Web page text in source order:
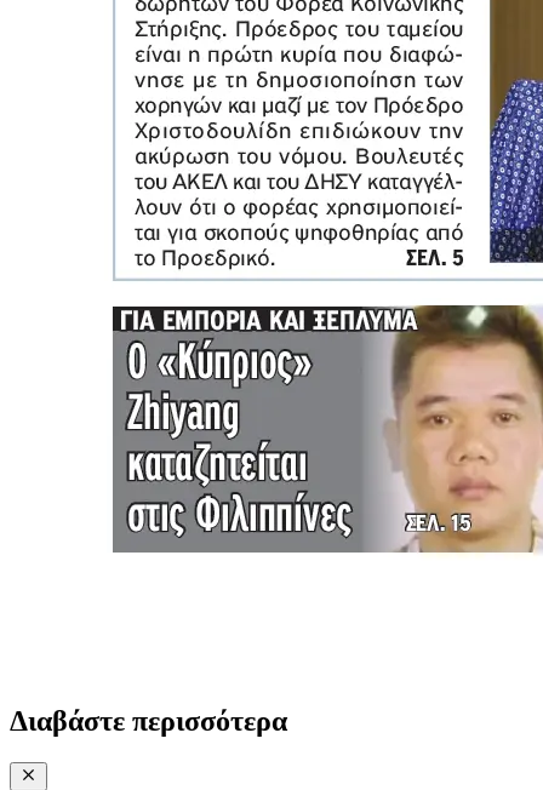
Διαβάστε περισσότερα